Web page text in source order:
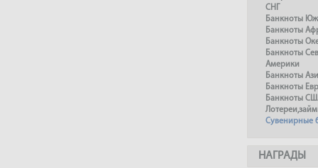
СНГ
Банкноты
Банкноты
Банкноты
Банкноты
Америки
Банкноты
Банкноты
Банкноты
Сувенирные
НАГРАДЫ